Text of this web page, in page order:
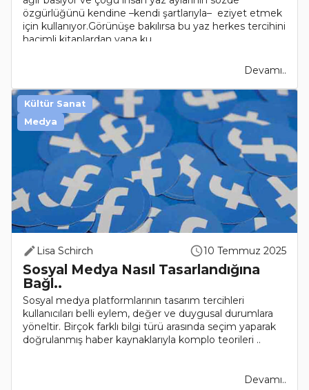
özgürlüğünü kendine –kendi şartlarıyla– eziyet etmek
için kullanıyor.Görünüşe bakılırsa bu yaz herkes tercihini
hacimli kitaplardan yana ku..
Devamı..
Lisa Schirch 10 Temmuz 2025
Sosyal Medya Nasıl Tasarlandığına
Bağl..
Sosyal medya platformlarının tasarım tercihleri
kullanıcıları belli eylem, değer ve duygusal durumlara
yöneltir. Birçok farklı bilgi türü arasında seçim yaparak
doğrulanmış haber kaynaklarıyla komplo teorileri ..
Devamı..
Kültür Sanat
Medya